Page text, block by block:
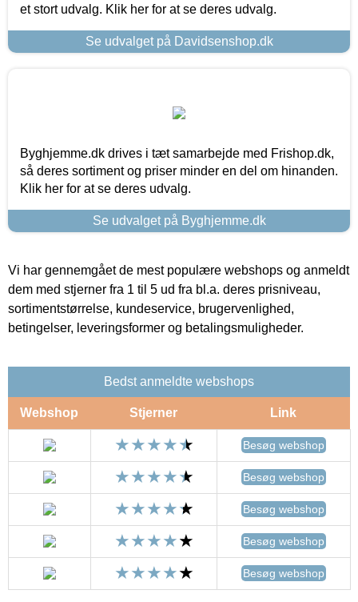
et stort udvalg. Klik her for at se deres udvalg.
Se udvalget på Davidsenshop.dk
Byghjemme.dk drives i tæt samarbejde med Frishop.dk,
så deres sortiment og priser minder en del om hinanden.
Klik her for at se deres udvalg.
Se udvalget på Byghjemme.dk
Vi har gennemgået de mest populære webshops og anmeldt
dem med stjerner fra 1 til 5 ud fra bl.a. deres prisniveau,
sortimentstørrelse, kundeservice, brugervenlighed,
betingelser, leveringsformer og betalingsmuligheder.
Bedst anmeldte webshops
Webshop Stjerner Link
Besøg webshop
Besøg webshop
Besøg webshop
Besøg webshop
Besøg webshop